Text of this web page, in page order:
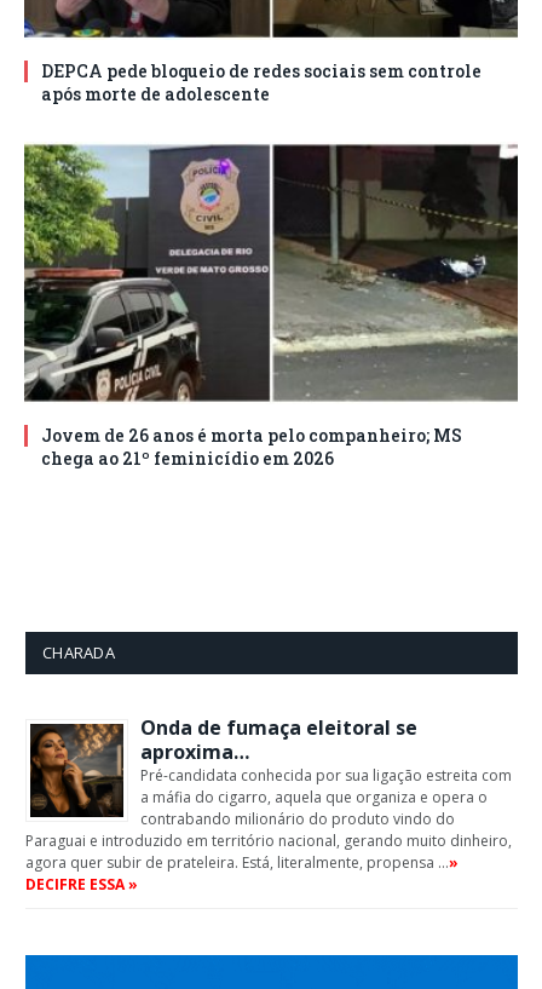
DEPCA pede bloqueio de redes sociais sem controle
após morte de adolescente
Jovem de 26 anos é morta pelo companheiro; MS
chega ao 21º feminicídio em 2026
CHARADA
Onda de fumaça eleitoral se
aproxima…
Pré-candidata conhecida por sua ligação estreita com
a máfia do cigarro, aquela que organiza e opera o
contrabando milionário do produto vindo do
Paraguai e introduzido em território nacional, gerando muito dinheiro,
agora quer subir de prateleira. Está, literalmente, propensa …»
DECIFRE ESSA »